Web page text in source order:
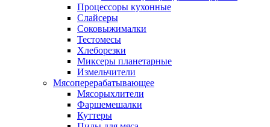
Процессоры кухонные
Слайсеры
Соковыжималки
Тестомесы
Хлеборезки
Миксеры планетарные
Измельчители
Мясоперерабатывающее
Мясорыхлители
Фаршемешалки
Куттеры